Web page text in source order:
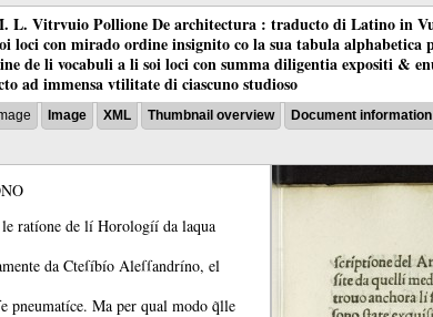
L. Vitrvuio Pollione De architectura : traducto di Latino in
loci con mirado ordine insignito co la sua tabula
de li vocabuli a li soi loci con summa diligentia expositi &
ad immensa vtilitate di ciascuno studioso
Image XML Thumbnail overview Document information
ratíone de lí Horologíí da laqua
da Cteſíbío Aleſſandríno, el
pneumatíce. Ma per qual modo q̃lle